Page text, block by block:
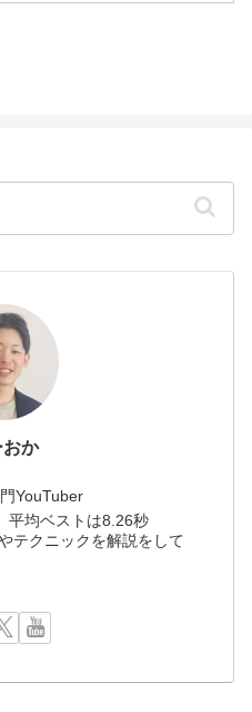
おか
YouTuber
平均ベストは8.26秒
テクニックを解説をして